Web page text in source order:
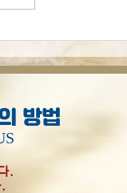
방법
.